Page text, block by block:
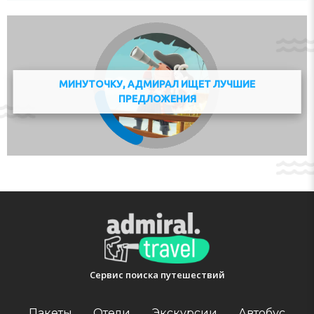
интернетом на территории страны в течении всего
При отеле доступна частная парковка на несколько
парковочных мест, и их количество ограничено.
К услугам гостей отеля: бар в котором вы можете
приятно провести время после вечерней прогулки.
Рестораны с традиционной региональной кухней
Отдохнуть на свежем воздухе вы всегда можете,
выйдя в сад. К вашим услугам всегда приветливый
Путешественники, поселившиеся в отель SAN
МИНУТОЧКУ, АДМИРАЛ ИЩЕТ ЛУЧШИЕ
ПРЕДЛОЖЕНИЯ
Сервис поиска путешествий